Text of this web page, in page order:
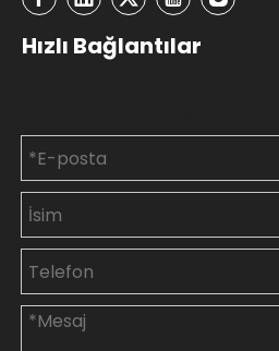
Hızlı Bağlantılar